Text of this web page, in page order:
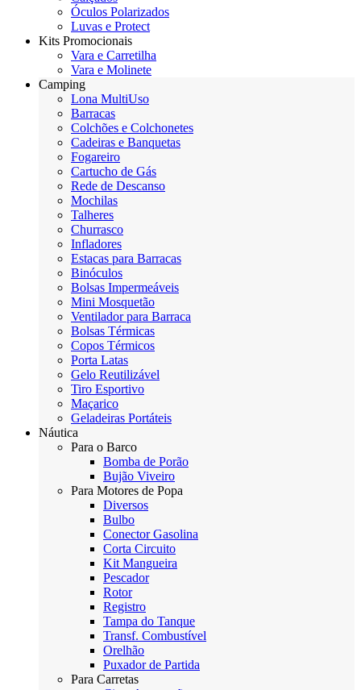
Óculos Polarizados
Luvas e Protect
Kits Promocionais
Vara e Carretilha
Vara e Molinete
Camping
Lona MultiUso
Barracas
Colchões e Colchonetes
Cadeiras e Banquetas
Fogareiro
Cartucho de Gás
Rede de Descanso
Mochilas
Talheres
Churrasco
Infladores
Estacas para Barracas
Binóculos
Bolsas Impermeáveis
Mini Mosquetão
Ventilador para Barraca
Bolsas Térmicas
Copos Térmicos
Porta Latas
Gelo Reutilizável
Tiro Esportivo
Maçarico
Geladeiras Portáteis
Náutica
Para o Barco
Bomba de Porão
Bujão Viveiro
Para Motores de Popa
Diversos
Bulbo
Conector Gasolina
Corta Circuito
Kit Mangueira
Pescador
Rotor
Registro
Tampa do Tanque
Transf. Combustível
Orelhão
Puxador de Partida
Para Carretas